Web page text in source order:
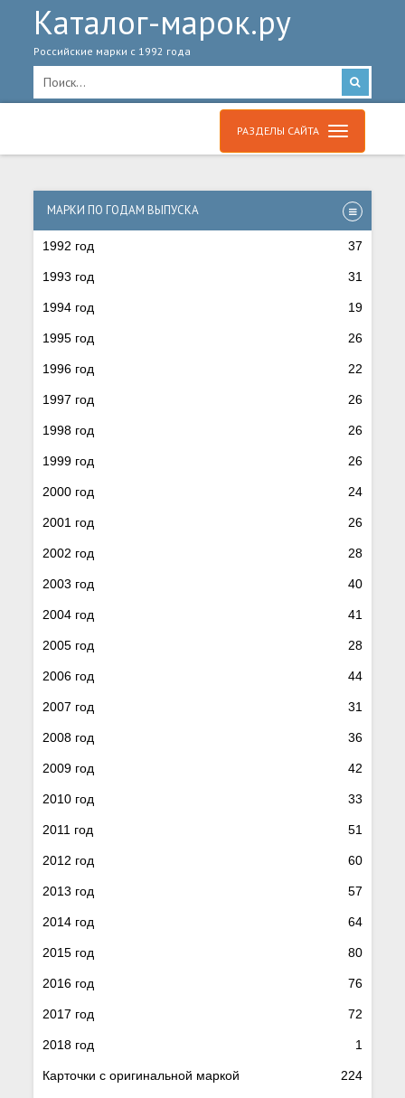
Каталог-марок.ру
Российские марки с 1992 года
РАЗДЕЛЫ САЙТА
МАРКИ ПО ГОДАМ ВЫПУСКА
1992 год 37
1993 год 31
1994 год 19
1995 год 26
1996 год 22
1997 год 26
1998 год 26
1999 год 26
2000 год 24
2001 год 26
2002 год 28
2003 год 40
2004 год 41
2005 год 28
2006 год 44
2007 год 31
2008 год 36
2009 год 42
2010 год 33
2011 год 51
2012 год 60
2013 год 57
2014 год 64
2015 год 80
2016 год 76
2017 год 72
2018 год 1
Карточки с оригинальной маркой 224